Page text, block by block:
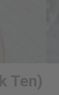
Ten)